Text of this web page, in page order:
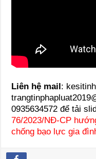
Liên hệ mail:
0935634572 để tải
76/2023/NĐ-CP
chống bạo lực gia